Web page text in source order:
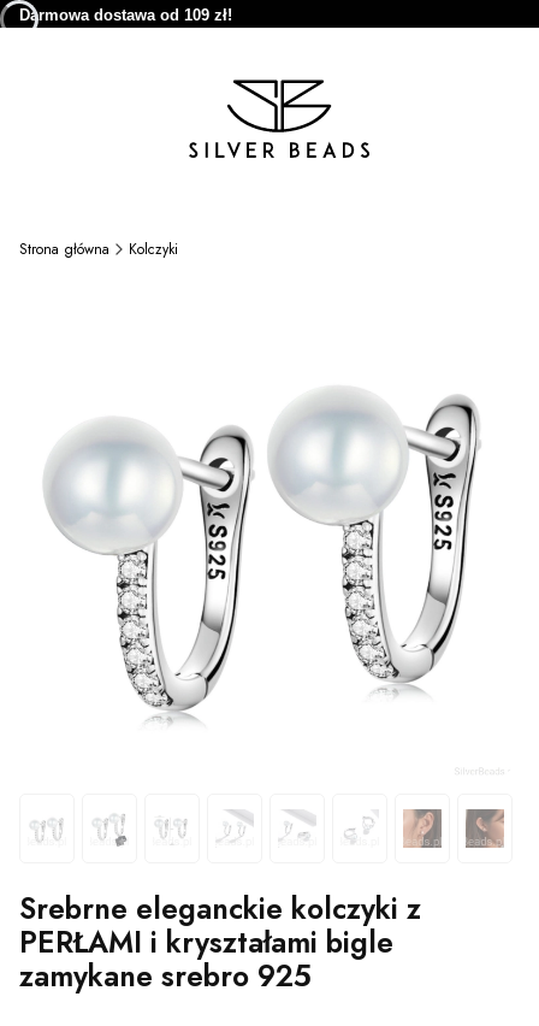
Darmowa dostawa od 109 zł!
Strona główna Kolczyki
Srebrne eleganckie kolczyki z
PERŁAMI i kryształami bigle
zamykane srebro 925